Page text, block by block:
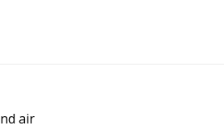
air